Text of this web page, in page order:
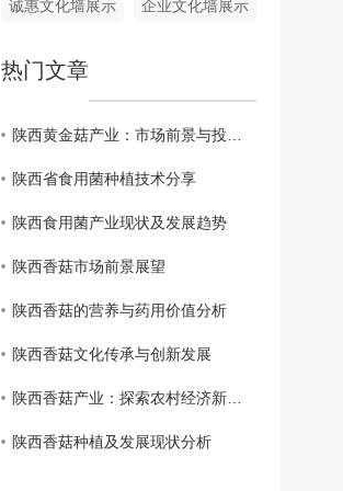
诚惠文化墙展示 企业文化墙展示
热门文章
陕西黄金菇产业：市场前景与投资机会
陕西省食用菌种植技术分享
陕西食用菌产业现状及发展趋势
陕西香菇市场前景展望
陕西香菇的营养与药用价值分析
陕西香菇文化传承与创新发展
陕西香菇产业：探索农村经济新出路
陕西香菇种植及发展现状分析